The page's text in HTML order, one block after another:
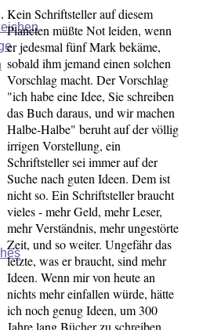
Kein Schriftsteller auf diesem
Planeten müßte Not leiden, wenn
er jedesmal fünf Mark bekäme,
sobald ihm jemand einen solchen
Vorschlag macht. Der Vorschlag
"ich habe eine Idee, Sie schreiben
das Buch daraus, und wir machen
Halbe-Halbe" beruht auf der völlig
irrigen Vorstellung, ein
Schriftsteller sei immer auf der
Suche nach guten Ideen. Dem ist
nicht so. Ein Schriftsteller braucht
vieles - mehr Geld, mehr Leser,
mehr Verständnis, mehr ungestörte
Zeit, und so weiter. Ungefähr das
letzte, was er braucht, sind mehr
Ideen. Wenn mir von heute an
nichts mehr einfallen würde, hätte
ich noch genug Ideen, um 300
Jahre lang Bücher zu schreiben.